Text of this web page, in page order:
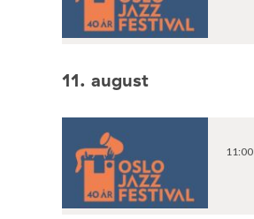
11. august
11:00